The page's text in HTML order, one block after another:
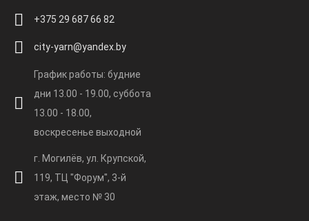
+375 29 687 66 82
city-yarn@yandex.by
График работы: будние
дни 13.00 - 19.00, суббота
13.00 - 18.00,
воскресенье выходной
г. Могилёв, ул. Крупской,
119, ТЦ "Форум", 3-й
этаж, место № 30